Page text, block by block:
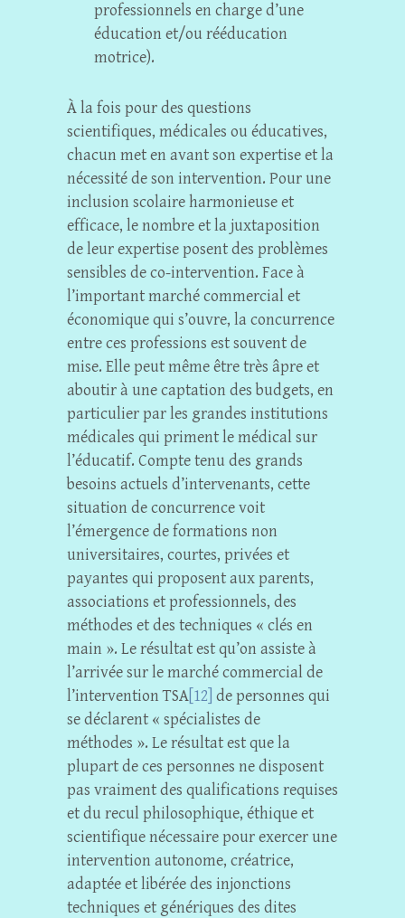
professionnels en charge d’une
éducation et/ou rééducation
motrice).
À la fois pour des questions
scientifiques, médicales ou éducatives,
chacun met en avant son expertise et la
nécessité de son intervention. Pour une
inclusion scolaire harmonieuse et
efficace, le nombre et la juxtaposition
de leur expertise posent des problèmes
sensibles de co-intervention. Face à
l’important marché commercial et
économique qui s’ouvre, la concurrence
entre ces professions est souvent de
mise. Elle peut même être très âpre et
aboutir à une captation des budgets, en
particulier par les grandes institutions
médicales qui priment le médical sur
l’éducatif. Compte tenu des grands
besoins actuels d’intervenants, cette
situation de concurrence voit
l’émergence de formations non
universitaires, courtes, privées et
payantes qui proposent aux parents,
associations et professionnels, des
méthodes et des techniques « clés en
main ». Le résultat est qu’on assiste à
l’arrivée sur le marché commercial de
l’intervention TSA [12] de personnes qui
se déclarent « spécialistes de
méthodes ». Le résultat est que la
plupart de ces personnes ne disposent
pas vraiment des qualifications requises
et du recul philosophique, éthique et
scientifique nécessaire pour exercer une
intervention autonome, créatrice,
adaptée et libérée des injonctions
techniques et génériques des dites